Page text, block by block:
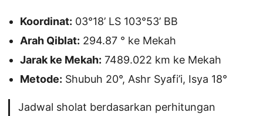
Koordinat: 03°18’ LS 103°53’ BB
Arah Qiblat: 294.87 ° ke Mekah
Jarak ke Mekah: 7489.022 km ke Mekah
Metode: Shubuh 20°, Ashr Syafi’i, Isya 18°
Jadwal sholat berdasarkan perhitungan